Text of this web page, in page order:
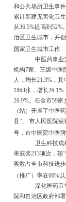
和公共场所卫生事
累计新建无害化卫
从36.5%提高到 52%。
治区卫生城市，并
国家卫生城市工作
中医药事业
机构7家、三级中医
人，增长21.3% ，
1863张，增长26.1%
26.9%。在全市59家
（站）开展了中医药
县”、 市人民医院获
号，市中医院中医
卫生科技成
果获奖213项次，较“
奖数占全市科技进
（推广）率在60%以
深化医药卫
院和自治区政府部